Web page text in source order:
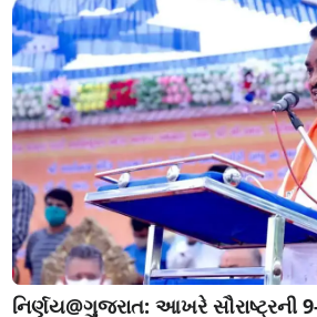
નિર્ણય@ગુજરાત: આખરે સૌરાષ્ટ્રની